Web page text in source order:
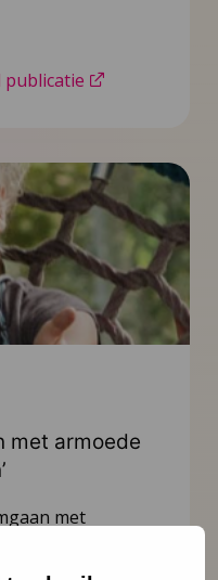
publicatie
met armoede
met